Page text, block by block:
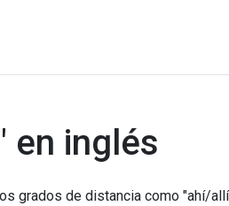
en inglés
grados de distancia como "ahí/